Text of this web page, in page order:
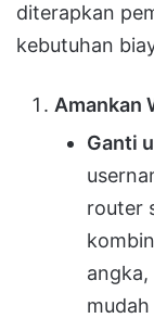
diterapkan
kebutuhan
Amankan
Ganti
router